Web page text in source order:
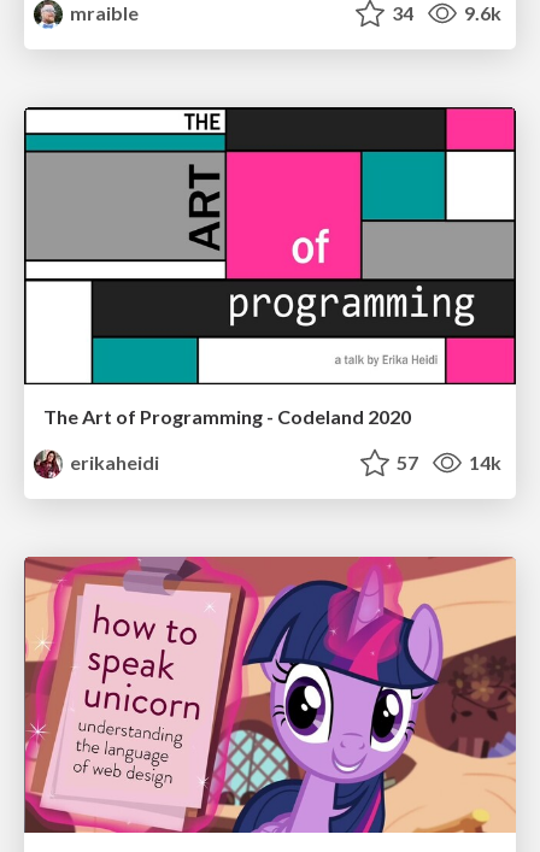
mraible
34 9.6k
The Art of Programming - Codeland 2020
erikaheidi
57 14k